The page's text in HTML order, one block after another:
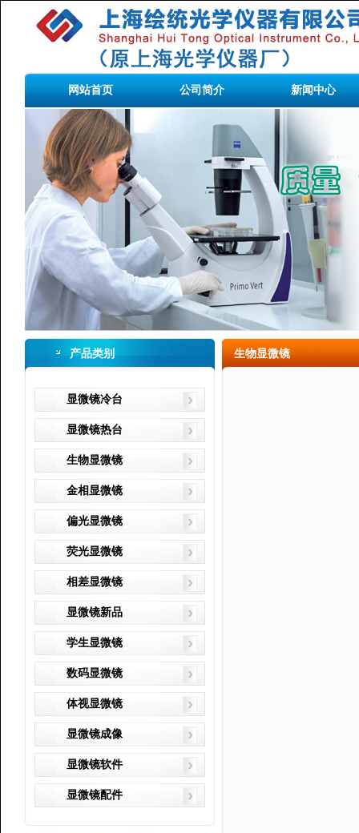
网站首页 公司简介 新闻中心
产品类别
显微镜冷台
显微镜热台
生物显微镜
金相显微镜
偏光显微镜
荧光显微镜
相差显微镜
显微镜新品
学生显微镜
数码显微镜
体视显微镜
显微镜成像
显微镜软件
显微镜配件
生物显微镜